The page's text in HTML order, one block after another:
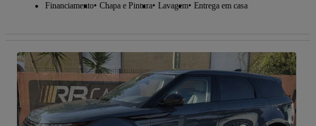
Financiamento Chapa e Pintura Lavagem Entrega em casa